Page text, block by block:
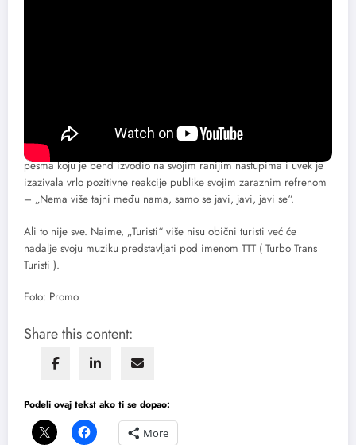
svojim novim izdanjem. Biće to EP sa četri numere. EP pod
nazivom „Ništa…“ najavljuje spot za pesmu „Šimpanza“. To je
pesma koju je bend izvodio na svojim ranijim nastupima i uvek je
izazivala vrlo pozitivne reakcije publike svojim zaraznim refrenom
– „Nema više tajni među nama, samo se javi, javi, javi se“.
Ali to nije sve. Naime, „Turisti“ više nisu obični turisti već će
nadalje svoju muziku predstavljati pod imenom TTT ( Turbo Trans
Turisti ).
Foto: Promo
Share this content:
Podeli ovaj tekst ako ti se dopao:
More